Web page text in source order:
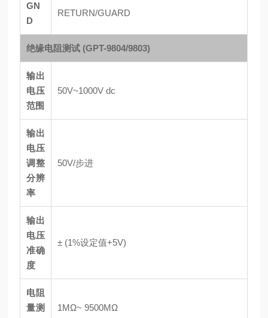
GN
D
RETURN/GUARD
绝缘电阻测试 (GPT-9804/9803)
输出
电压
范围
50V~1000V dc
输出
电压
调整
分辨
率
50V/步进
输出
电压
准确
度
± (1%设定值+5V)
电阻
量测
1MΩ~ 9500MΩ